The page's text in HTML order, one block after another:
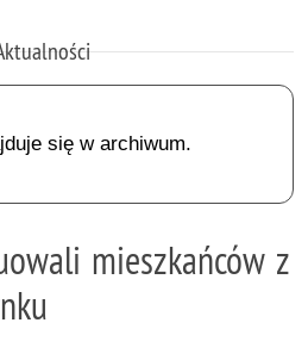
się w archiwum.
mieszkańców z